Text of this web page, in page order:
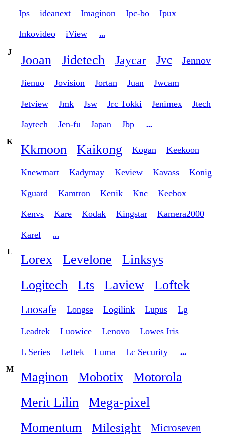
Ips ideanext Imaginon Ipc-bo Ipux
Inkovideo iView ...
J
Jooan Jidetech Jaycar Jvc Jennov
Jienuo Jovision Jortan Juan Jwcam
Jetview Jmk Jsw Jrc Tokki Jenimex Jtech
Jaytech Jen-fu Japan Jbp
...
K
Kkmoon Kaikong Kogan Keekoon
Knewmart Kadymay Keview Kavass Konig
Kguard Kamtron Kenik Knc Keebox
Kenvs Kare Kodak Kingstar Kamera2000
Karel
...
L
Lorex Levelone
Linksys
Logitech
Lts Laview Loftek
Loosafe Longse Logilink Lupus Lg
Leadtek Luowice Lenovo Lowes Iris
L Series Leftek Luma Lc Security
...
M
Maginon Mobotix
Motorola
Merit Lilin
Mega-pixel
Momentum
Milesight Microseven